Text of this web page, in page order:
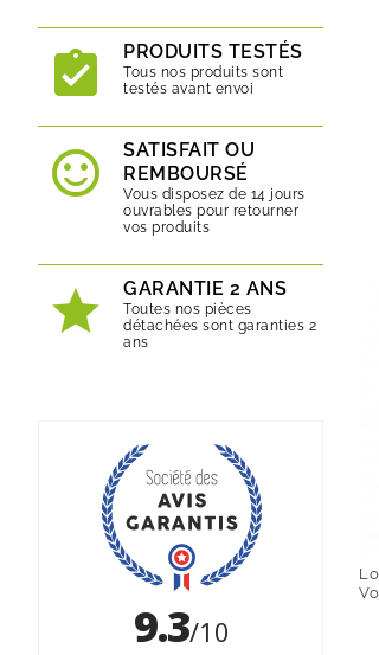
PRODUITS TESTÉS
Tous nos produits sont
testés avant envoi
SATISFAIT OU
REMBOURSÉ
Vous disposez de 14 jours
ouvrables pour retourner
vos produits
GARANTIE 2 ANS
Toutes nos pièces
détachées sont garanties 2
ans